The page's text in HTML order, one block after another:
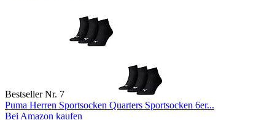
Bestseller Nr. 7
Puma Herren Sportsocken Quarters Sportsocken 6er...
Bei Amazon kaufen